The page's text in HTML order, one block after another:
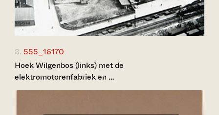
8. 555_16170
Hoek Wilgenbos (links) met de
elektromotorenfabriek en …